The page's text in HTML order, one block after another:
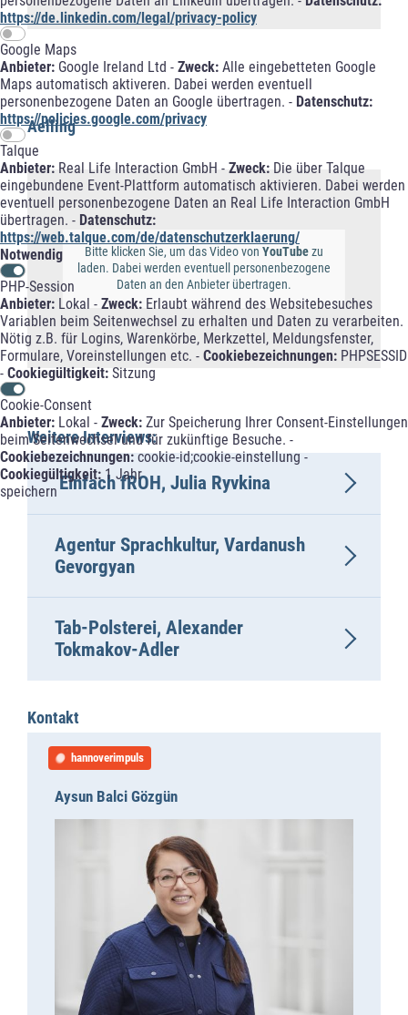
https://de.linkedin.com/legal/privacy-policy
Google Maps
Anbieter: Google Ireland Ltd - Zweck: Alle eingebetteten Google
Maps automatisch aktiveren. Dabei werden eventuell
personenbezogene Daten an Google übertragen. - Datenschutz:
https://policies.google.com/privacy
Talque
Anbieter: Real Life Interaction GmbH - Zweck: Die über Talque
eingebundene Event-Plattform automatisch aktivieren. Dabei werden
eventuell personenbezogene Daten an Real Life Interaction GmbH
übertragen. - Datenschutz:
https://web.talque.com/de/datenschutzerklaerung/
Notwendig
PHP-Session
Anbieter: Lokal - Zweck: Erlaubt während des Websitebesuches
Variablen beim Seitenwechsel zu erhalten und Daten zu verarbeiten.
Nötig z.B. für Logins, Warenkörbe, Merkzettel, Meldungsfenster,
Formulare, Voreinstellungen etc. - Cookiebezeichnungen: PHPSESSID
- Cookiegültigkeit: Sitzung
Cookie-Consent
Anbieter: Lokal - Zweck: Zur Speicherung Ihrer Consent-Einstellungen
beim Seitenwechsel und für zukünftige Besuche. -
Cookiebezeichnungen:cookie-id;cookie-einstellung -
Cookiegültigkeit: 1 Jahr
speichern
Aelling
Bitte klicken Sie, um das Video von YouTubezu
laden. Dabei werden eventuell personenbezogene
Daten an den Anbieter übertragen.
Weitere Interviews:
Einfach fROH, Julia Ryvkina
Agentur Sprachkultur, Vardanush
Gevorgyan
Tab-Polsterei, Alexander
Tokmakov-Adler
Kontakt
hannoverimpuls
Aysun Balci Gözgün